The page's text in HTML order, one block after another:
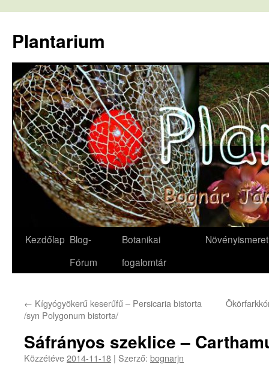
tartalomba
Plantarium
Kezdőlap Blog-
Fórum
Botanikai
fogalomtár
Növényismeret
← Kígyógyökerű keserűfű – Persicaria bistorta
/syn Polygonum bistorta/
Sáfrányos szeklice –
Közzétéve2014-11-18 | Szerző: bognarjn